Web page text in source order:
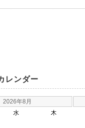
レンダー
2026年8月
水 木